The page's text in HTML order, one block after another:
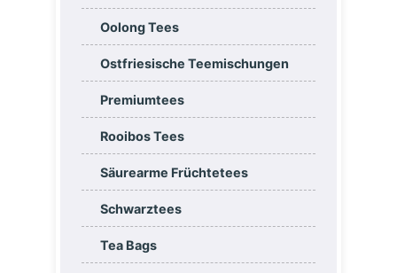
Oolong Tees
Ostfriesische Teemischungen
Premiumtees
Rooibos Tees
Säurearme Früchtetees
Schwarztees
Tea Bags